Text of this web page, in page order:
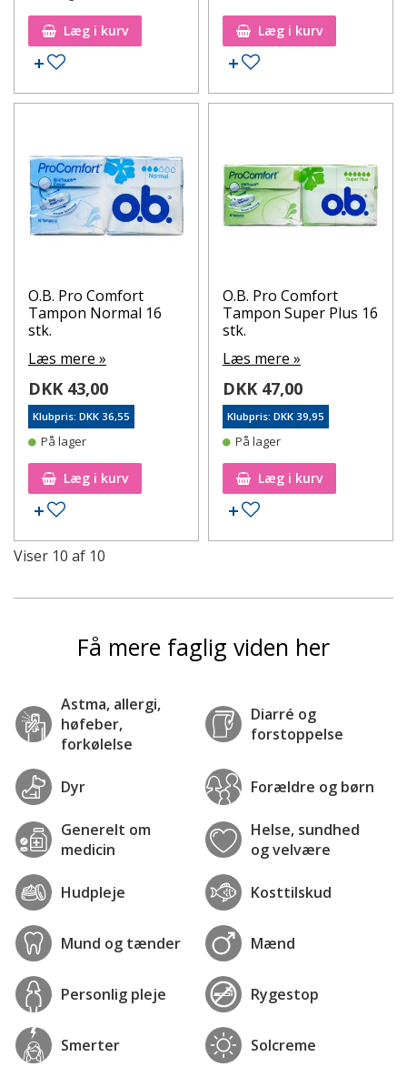
Læg i kurv
Tilføj til ønskeseddel
Læg i kurv
Tilføj til ønskeseddel
O.B. Pro Comfort
Tampon Normal 16
stk.
Læs mere »
DKK 43,00
Klubpris: DKK 36,55
På lager
Læg i kurv
Tilføj til ønskeseddel
O.B. Pro Comfort
Tampon Super Plus 16
stk.
Læs mere »
DKK 47,00
Klubpris: DKK 39,95
På lager
Læg i kurv
Tilføj til ønskeseddel
Viser 10 af 10
Få mere faglig viden her
Astma, allergi,
høfeber,
forkølelse
Diarré og
forstoppelse
Dyr Forældre og børn
Generelt om
medicin
Helse, sundhed
og velvære
Hudpleje Kosttilskud
Mund og tænder Mænd
Personlig pleje Rygestop
Smerter Solcreme